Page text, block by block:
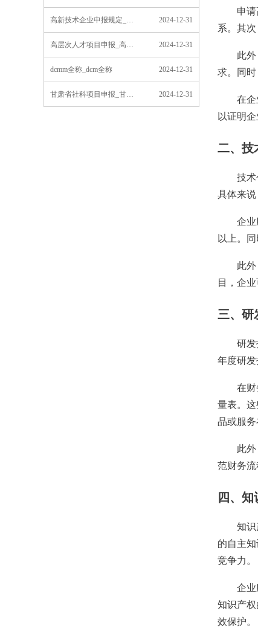
2024-12-31
2024-12-31
dcmm全称_dcm全称 2024-12-31
2024-12-31
申请高
系。其
此外，
求。同
在企业
以证明
二、技
技术创
具体来
企业应
以上。
此外，
目，企
三、研
研发投
年度研
在财务
量表。
品或服务
此外，
范财务
四、
知识产
的自主
竞争力。
企业应
知识产
效保护。